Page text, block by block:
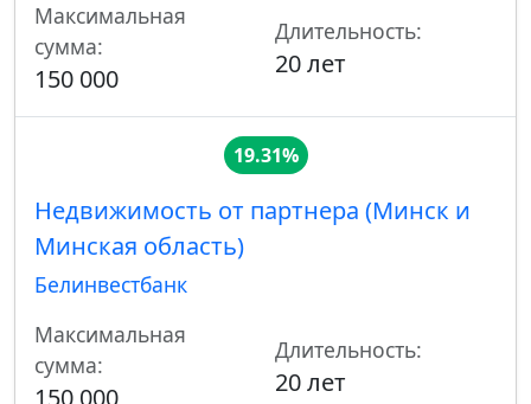
Максимальная
сумма:
150 000
Длительность:
20 лет
19.31%
Недвижимость от партнера (Минск и
Минская область)
Белинвестбанк
Максимальная
сумма:
Длительность:
20 лет